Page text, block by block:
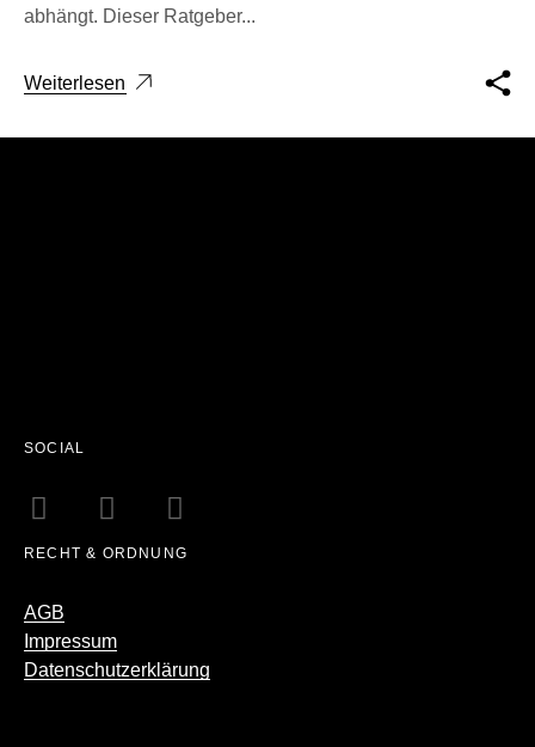
abhängt. Die­ser Rat­ge­ber...
Weiterlesen
SOCIAL
RECHT & ORDNUNG
AGB
Impressum
Datenschutzerklärung